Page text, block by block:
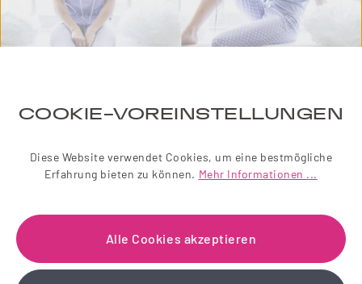
NEWSLETTER
Einfach zauberhaft! Abonnieren Sie jetzt unseren
liebevoll gestalteten Newsletter.
Jetzt anmelden
COOKIE-VOREINSTELLUNGEN
Diese Website verwendet Cookies, um eine bestmögliche
Erfahrung bieten zu können. Mehr Informationen ...
Alle Cookies akzeptieren